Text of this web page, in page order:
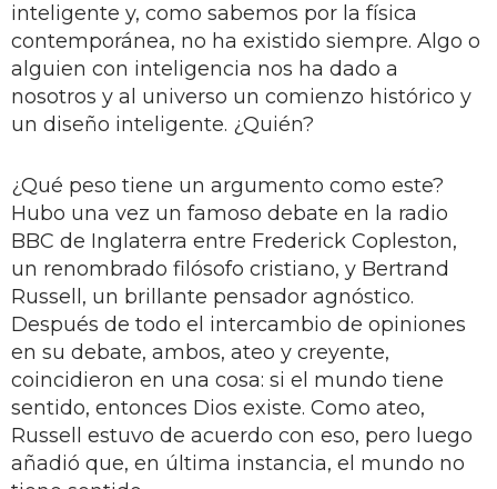
inteligente y, como sabemos por la física
contemporánea, no ha existido siempre. Algo o
alguien con inteligencia nos ha dado a
nosotros y al universo un comienzo histórico y
un diseño inteligente. ¿Quién?
¿Qué peso tiene un argumento como este?
Hubo una vez un famoso debate en la radio
BBC de Inglaterra entre Frederick Copleston,
un renombrado filósofo cristiano, y Bertrand
Russell, un brillante pensador agnóstico.
Después de todo el intercambio de opiniones
en su debate, ambos, ateo y creyente,
coincidieron en una cosa: si el mundo tiene
sentido, entonces Dios existe. Como ateo,
Russell estuvo de acuerdo con eso, pero luego
añadió que, en última instancia, el mundo no